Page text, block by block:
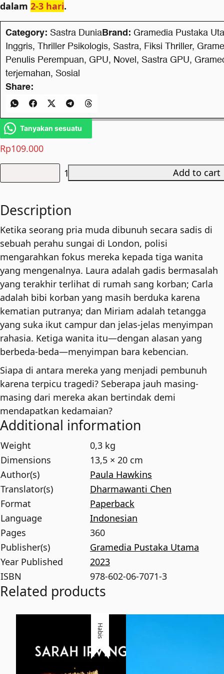
Rp109.000
dalam 2-3 hari.
Perlahan
quantity
Add to cart
Category: Sastra Dunia Brand: Gramedia Pustaka
Inggris, Thriller Psikologis, Sastra, Fiksi Thriller,
Penulis Perempuan, GPU, Novel , Sastra GPU,
terjemahan, Sosial
Share:
Tanyakan sesuatu
Description
Ketika seorang pria muda dibunuh secara sadis di
sebuah perahu sungai di London, polisi
mengarahkan fokus mereka kepada tiga wanita
yang mengenalnya. Laura adalah gadis bermasalah
yang terakhir terlihat di rumah sang korban; Carla
adalah bibi korban yang masih berduka karena
kematian putranya; dan Miriam adalah tetangga
yang suka ikut campur dan jelas-jelas menyimpan
rahasia. Ketiga wanita itu—dengan alasan yang
berbeda-beda—menyimpan bara kebencian.
Siapa di antara mereka yang menjadi pembunuh
karena terpicu tragedi? Seberapa jauh masing-
masing dari mereka akan bertindak demi
mendapatkan kedamaian?
Additional information
Weight
0,3 kg
Dimensions
13,5 × 20 cm
Author(s)
Paula Hawkins
Translator(s)
Dharmawanti Chen
Format
Paperback
Language
Indonesian
Pages
360
Publisher(s)
Gramedia Pustaka Utama
Year Published
2023
ISBN
978-602-06-7071-3
Related products
Habis